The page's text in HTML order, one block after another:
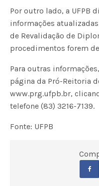
Por outro lado, a UFPB
informações
de Revalidação de
procedimentos forem
Para outras
página da Pró-Reitoria
www.prg.ufpb.br,
telefone (83) 3216-7139.
Fonte: UFPB